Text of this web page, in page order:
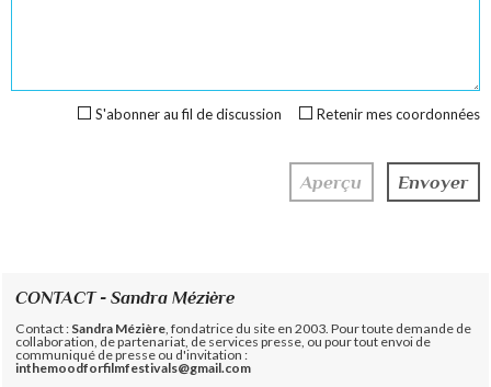
Retenir mes coordonnées
S'abonner au fil de discussion
CONTACT - Sandra Mézière
Contact : Sandra Mézière , fondatrice du site en 2003. Pour toute demande de
collaboration, de partenariat, de services presse, ou pour tout envoi de
communiqué de presse ou d'invitation :
inthemoodforfilmfestivals@gmail.com